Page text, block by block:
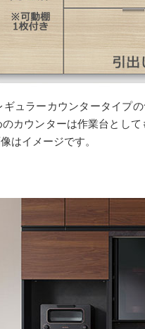
ュラーカウンタータイプ
カウンターは作業台とし
はイメージです。